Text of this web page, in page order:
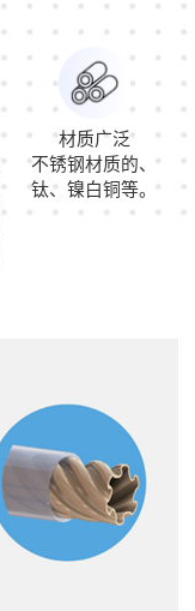
材质广泛
不锈钢材质的、
钛、镍白铜等。